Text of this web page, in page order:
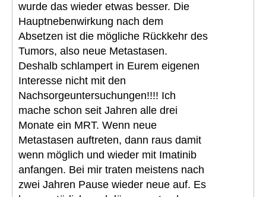
wurde das wieder etwas besser. Die
Hauptnebenwirkung nach dem
Absetzen ist die mögliche Rückkehr des
Tumors, also neue Metastasen.
Deshalb schlampert in Eurem eigenen
Interesse nicht mit den
Nachsorgeuntersuchungen!!!! Ich
mache schon seit Jahren alle drei
Monate ein MRT. Wenn neue
Metastasen auftreten, dann raus damit
wenn möglich und wieder mit Imatinib
anfangen. Bei mir traten meistens nach
zwei Jahren Pause wieder neue auf. Es